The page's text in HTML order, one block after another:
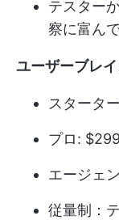
テスター
察に富ん
ユーザーブレ
スタータ
プロ:
エージェ
従量制：